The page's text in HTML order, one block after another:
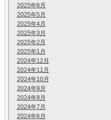
2025年6月
2025年5月
2025年4月
2025年3月
2025年2月
2025年1月
2024年12月
2024年11月
2024年10月
2024年9月
2024年8月
2024年7月
2024年6月